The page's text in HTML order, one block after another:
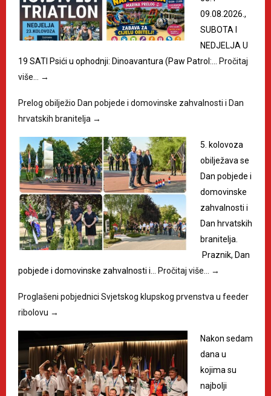
09.08.2026.,
SUBOTA I
NEDJELJA U
19 SATI Psići u ophodnji: Dinoavantura (Paw Patrol:… Pročitaj
više… →
Prelog obilježio Dan pobjede i domovinske zahvalnosti i Dan
hrvatskih branitelja →
5. kolovoza
obilježava se
Dan pobjede i
domovinske
zahvalnosti i
Dan hrvatskih
branitelja.
Praznik, Dan
pobjede i domovinske zahvalnosti i… Pročitaj više… →
Proglašeni pobjednici Svjetskog klupskog prvenstva u feeder
ribolovu →
Nakon sedam
dana u
kojima su
najbolji